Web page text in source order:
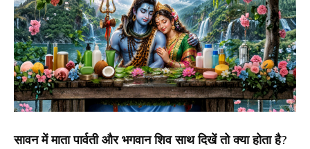
सावन में माता पार्वती और भगवान शिव साथ दिखें तो क्या होता है?